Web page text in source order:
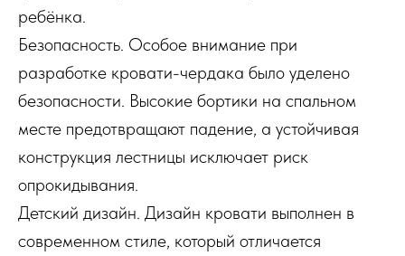
ребёнка.
Безопасность. Особое внимание при
разработке кровати-чердака было уделено
безопасности. Высокие бортики на спальном
месте предотвращают падение, а устойчивая
конструкция лестницы исключает риск
опрокидывания.
Детский дизайн. Дизайн кровати выполнен в
современном стиле, который отличается